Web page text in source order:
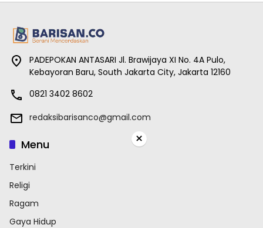
PADEPOKAN ANTASARI Jl. Brawijaya XI No. 4A Pulo,
Kebayoran Baru, South Jakarta City, Jakarta 12160
0821 3402 8602
redaksibarisanco@gmail.com
Menu
Terkini
Religi
Ragam
Gaya Hidup
×